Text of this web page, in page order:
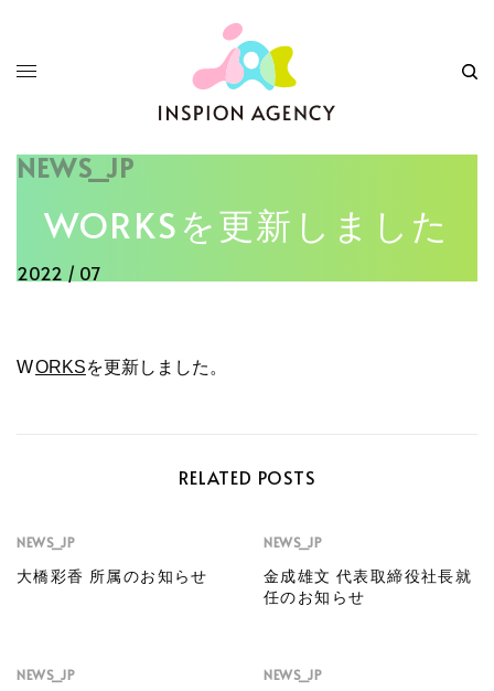
NEWS_JP
WORKSを更新しました
2022 / 07
WORKSを更新しました。
RELATED POSTS
NEWS_JP
大橋彩香 所属のお知らせ
NEWS_JP
金成雄文 代表取締役社長就
任のお知らせ
NEWS_JP NEWS_JP